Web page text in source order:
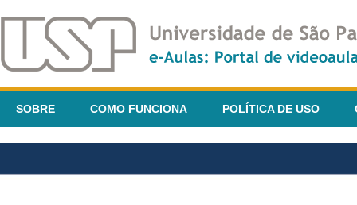
SOBRE COMO FUNCIONA POLÍTICA DE USO